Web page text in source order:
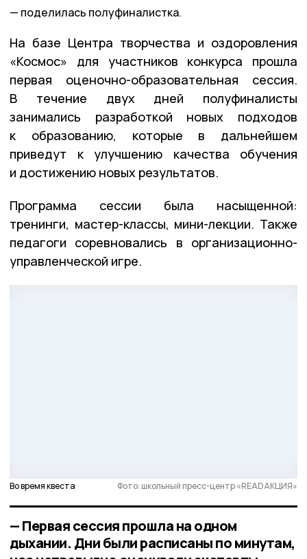
поделилась полуфиналистка.
На базе Центра творчества и оздоровления
«Космос» для участников конкурса прошла
первая оценочно-образовательная сессия.
В течение двух дней полуфиналисты
занимались разработкой новых подходов
к образованию, которые в дальнейшем
приведут к улучшению качества обучения
и достижению новых результатов.
Программа сессии была насыщенной:
тренинги, мастер-классы, мини-лекции. Также
педагоги соревновались в организационно-
управленческой игре.
Во время квеста Фото: школьный пресс-центр «READАКЦИЯ»
— Первая сессия прошла на одном
дыхании. Дни были расписаны по минутам,